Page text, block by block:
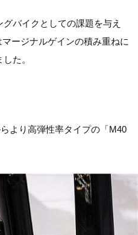
バイクとしての課題を与え
ージナルゲインの積み重ねに
た。
より高弾性率タイプの「M40